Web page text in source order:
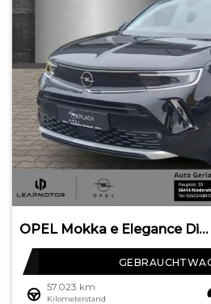
OPEL Mokka e Elegance Digitales Cockpit LED Apple Car
57.023 km
Kilometerstand